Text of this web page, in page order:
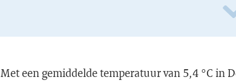
Met een gemiddelde temperatuur van 5,4 °C in